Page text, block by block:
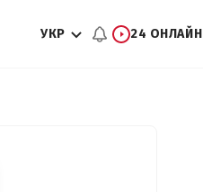
УКР 24 ОНЛАЙН